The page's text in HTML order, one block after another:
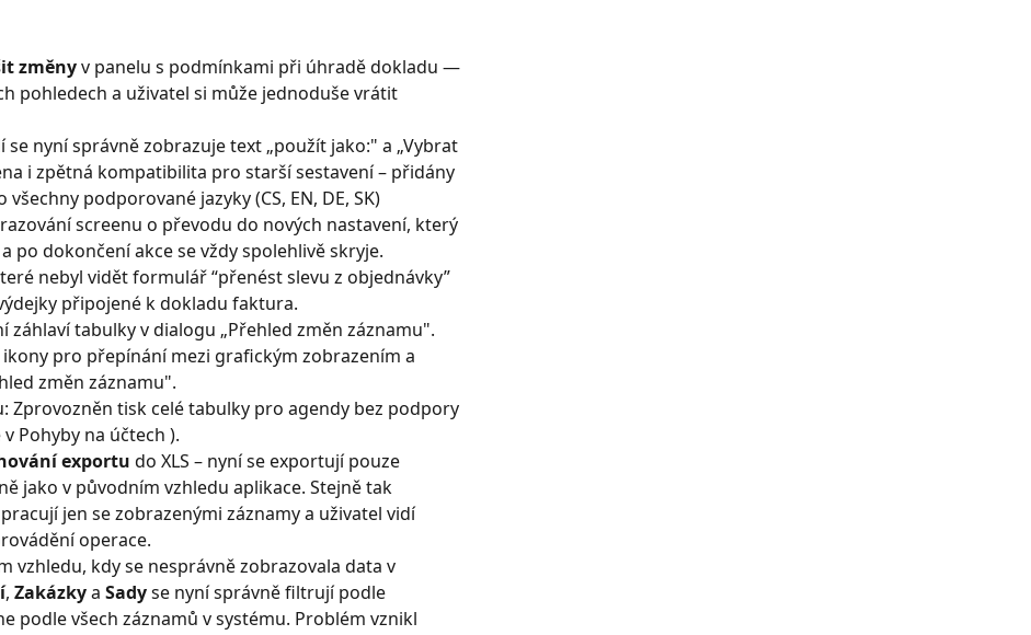
změny v panelu s podmínkami při úhradě dokladu —
pohledech a uživatel si může jednoduše vrátit
nyní správně zobrazuje text „použít jako:" a „Vybrat
i zpětná kompatibilita pro starší sestavení – přidány
podporované jazyky (CS, EN, DE, SK)
screenu o převodu do nových nastavení, který
po dokončení akce se vždy spolehlivě skryje.
nebyl vidět formulář “přenést slevu z objednávky”
připojené k dokladu faktura.
záhlaví tabulky v dialogu „Přehled změn záznamu".
pro přepínání mezi grafickým zobrazením a
změn záznamu".
Zprovozněn tisk celé tabulky pro agendy bez podpory
Pohyby na účtech ).
exportu do XLS – nyní se exportují pouze
jako v původním vzhledu aplikace. Stejně tak
jen se zobrazenými záznamy a uživatel vidí
operace.
vzhledu, kdy se nesprávně zobrazovala data v
, Zakázky a Sady se nyní správně filtrují podle
podle všech záznamů v systému. Problém vznikl